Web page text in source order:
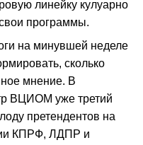
линейку кулуарно
программы.
на минувшей неделе
сколько
мнение. В
ВЦИОМ уже третий
претендентов на
КПРФ, ЛДПР и